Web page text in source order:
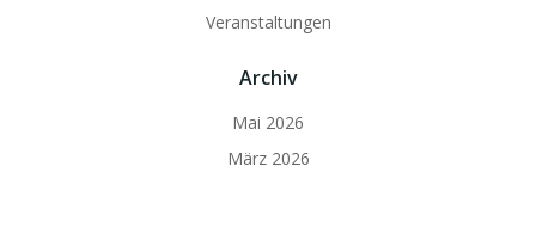
Veranstaltungen
Archiv
Mai 2026
März 2026